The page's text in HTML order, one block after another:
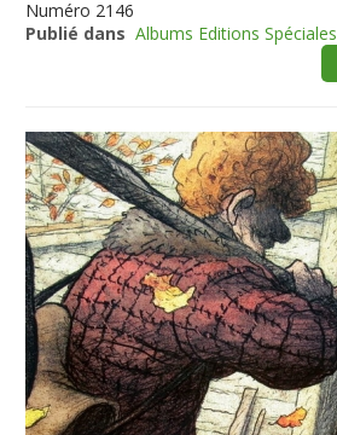
Numéro 2146
Publié dans Albums Editions Spéciales